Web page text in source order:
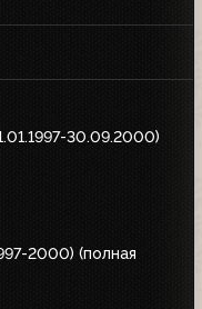
30.09.2000)
2000) (полная